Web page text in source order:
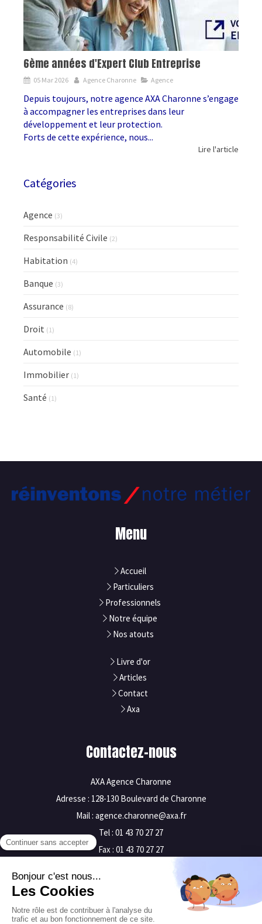
6ème années d'Expert Club Entreprise
05 Mar 2026 Agence Charonne Agence
Depuis toujours, notre agence AXA Charonne s’engage
à accompagner les entreprises dans leur
développement et leur protection.
Forts de cette expérience, nous...
Lire l'article
Catégories
Agence (3)
Responsabilité Civile (2)
Habitation (4)
Banque (3)
Assurance (8)
Droit (1)
Automobile (1)
Immobilier (1)
Santé (1)
Menu
Accueil
Particuliers
Professionnels
Notre équipe
Nos atouts
Livre d'or
Articles
Contact
Axa
Contactez-nous
AXA Agence Charonne
Adresse : 128-130 Boulevard de Charonne
Mail : agence.charonne@axa.fr
Tel : 01 43 70 27 27
Fax : 01 43 70 27 27